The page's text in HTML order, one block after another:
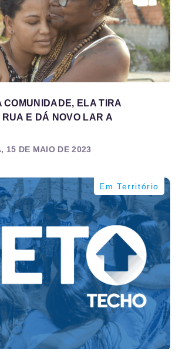
ELA TIRA
E DÁ NOVO LAR A
15 DE MAIO DE 2023
Em Território